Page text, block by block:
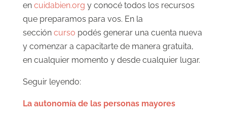
en cuidabien.org y conocé todos los recursos
que preparamos para vos. En la
sección curso podés generar una cuenta nueva
y comenzar a capacitarte de manera gratuita,
en cualquier momento y desde cualquier lugar.
Seguir leyendo:
La autonomía de las personas mayores